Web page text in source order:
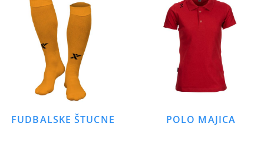
FUDBALSKE ŠTUCNE POLO MAJICA